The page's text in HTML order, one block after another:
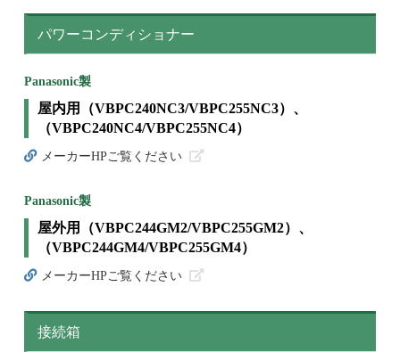
パワーコンディショナー
Panasonic製
屋内用（VBPC240NC3/VBPC255NC3）、
（VBPC240NC4/VBPC255NC4）
メーカーHPご覧ください
Panasonic製
屋外用（VBPC244GM2/VBPC255GM2）、
（VBPC244GM4/VBPC255GM4）
メーカーHPご覧ください
接続箱